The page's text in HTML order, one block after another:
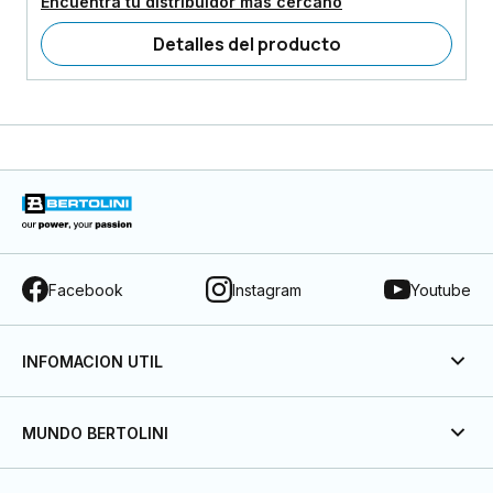
Detalles del producto
Facebook Instagram Youtube
INFOMACION UTIL
MUNDO BERTOLINI